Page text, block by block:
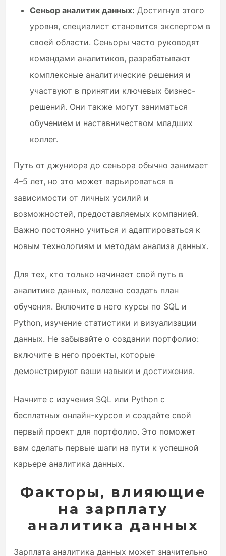
Сеньор аналитик данных: Достигнув этого
уровня, специалист становится экспертом в
своей области. Сеньоры часто руководят
командами аналитиков, разрабатывают
комплексные аналитические решения и
участвуют в принятии ключевых бизнес-
решений. Они также могут заниматься
обучением и наставничеством младших
коллег.
Путь от джуниора до сеньора обычно занимает
4–5 лет, но это может варьироваться в
зависимости от личных усилий и
возможностей, предоставляемых компанией.
Важно постоянно учиться и адаптироваться к
новым технологиям и методам анализа данных.
Для тех, кто только начинает свой путь в
аналитике данных, полезно создать план
обучения. Включите в него курсы по SQL и
Python, изучение статистики и визуализации
данных. Не забывайте о создании портфолио:
включите в него проекты, которые
демонстрируют ваши навыки и достижения.
Начните с изучения SQL или Python с
бесплатных онлайн-курсов и создайте свой
первый проект для портфолио. Это поможет
вам сделать первые шаги на пути к успешной
карьере аналитика данных.
Факторы, влияющие
на зарплату
аналитика данных
Зарплата аналитика данных может значительно